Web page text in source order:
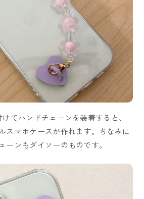
てハンドチェーンを装着すると、
スマホケースが作れます。ちなみに
ーンもダイソーのものです。